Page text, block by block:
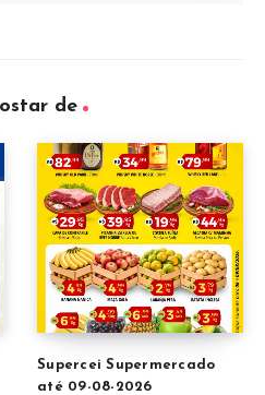
de
Supercei Supermercado
até 09-08-2026